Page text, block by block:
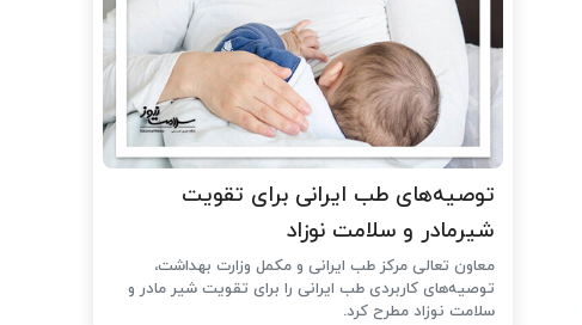
توصیه‌های طب ایرانی برای تقویت
شیرمادر و سلامت نوزاد
معاون تعالی مرکز طب ایرانی و مکمل وزارت بهداشت،
توصیه‌های کاربردی طب ایرانی را برای تقویت شیر مادر و
سلامت نوزاد مطرح کرد.